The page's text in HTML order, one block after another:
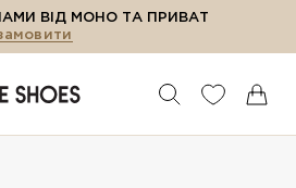
ВІД МОНО ТА ПРИВАТ